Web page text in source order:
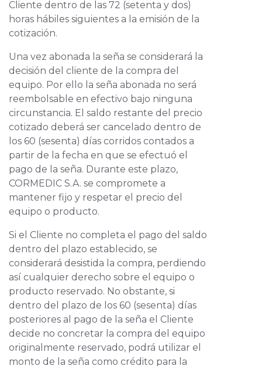
Cliente dentro de las 72 (setenta y dos)
horas hábiles siguientes a la emisión de la
cotización.
Una vez abonada la seña se considerará la
decisión del cliente de la compra del
equipo. Por ello la seña abonada no será
reembolsable en efectivo bajo ninguna
circunstancia. El saldo restante del precio
cotizado deberá ser cancelado dentro de
los 60 (sesenta) días corridos contados a
partir de la fecha en que se efectuó el
pago de la seña. Durante este plazo,
CORMEDIC S.A. se compromete a
mantener fijo y respetar el precio del
equipo o producto.
Si el Cliente no completa el pago del saldo
dentro del plazo establecido, se
considerará desistida la compra, perdiendo
así cualquier derecho sobre el equipo o
producto reservado. No obstante, si
dentro del plazo de los 60 (sesenta) días
posteriores al pago de la seña el Cliente
decide no concretar la compra del equipo
originalmente reservado, podrá utilizar el
monto de la seña como crédito para la